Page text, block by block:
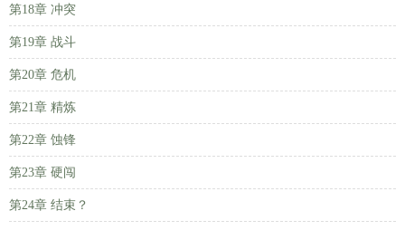
第18章 冲突
第19章 战斗
第20章 危机
第21章 精炼
第22章 蚀锋
第23章 硬闯
第24章 结束？